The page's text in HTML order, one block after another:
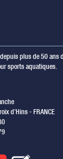
plus de 50 ans
sports aquatiques.
d’Hins - FRANCE